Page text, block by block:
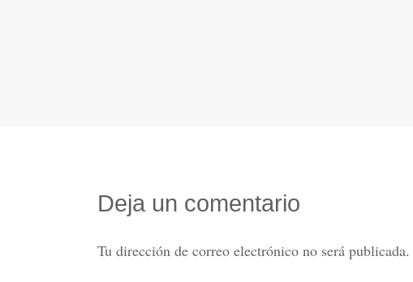
Deja un comentario
Tu dirección de correo electrónico no será publicada.